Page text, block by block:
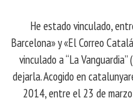
He estado vinculado,
Barcelona» y «El Correo
vinculado a “La
dejarla. Acogido en
2014, entre el 23 de